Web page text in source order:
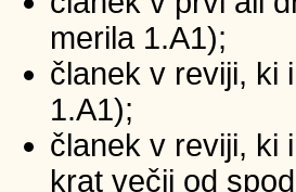
merila 1.A1);
članek v reviji, ki
1.A1);
članek v reviji, ki
krat večji od